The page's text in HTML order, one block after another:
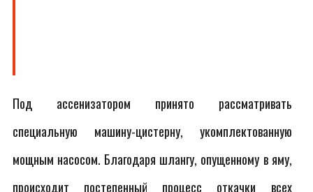
Под ассенизатором принято рассматривать
специальную машину-цистерну, укомплектованную
мощным насосом. Благодаря шлангу, опущенному в яму,
происходит постепенный процесс откачки всех